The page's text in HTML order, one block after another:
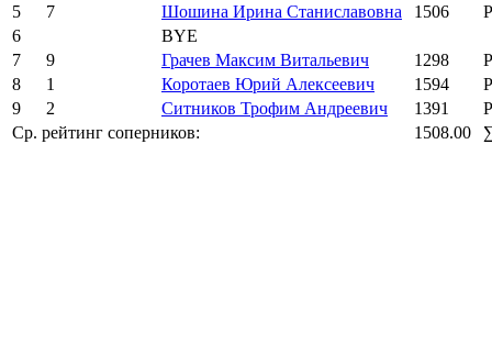
5
7 Шошина Ирина Станиславовна 1506
6
BYE
7
9 Грачев Максим Витальевич 1298
8
1 Коротаев Юрий Алексеевич 1594
9
2 Ситников Трофим Андреевич 1391
Ср. рейтинг соперников:
1508.00